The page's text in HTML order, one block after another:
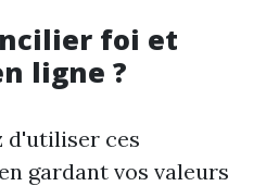
foi et
ligne ?
d'utiliser ces
gardant vos valeurs